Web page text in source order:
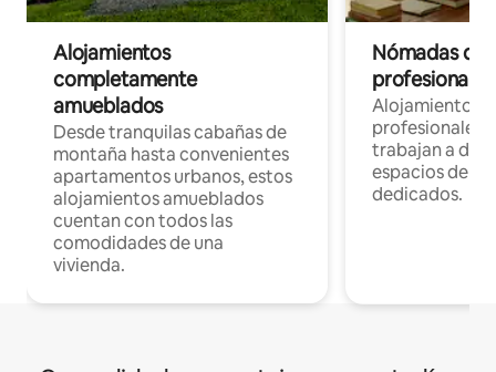
Alojamientos
completamente
amueblados
Desde tranquilas cabañas de
montaña hasta convenientes
apartamentos urbanos, estos
alojamientos amueblados
cuentan con todos las
comodidades de una
vivienda.
Nómadas
Alojamientos
profesionales
trabajan a
espacios de
dedicados.